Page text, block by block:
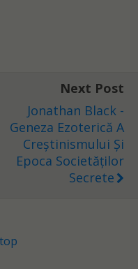
Next Post
Jonathan Black -
Geneza Ezoterică A
Creștinismului Și
Epoca Societăților
Secrete